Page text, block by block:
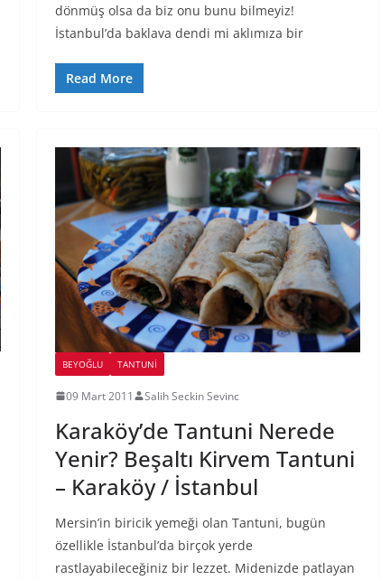
dönmüş olsa da biz onu bunu bilmeyiz!
İstanbul’da baklava dendi mi aklımıza bir
Read More
BEYOĞLU TANTUNI
09 Mart 2011 Salih Seckin Sevinc
Karaköy’de Tantuni Nerede
Yenir? Beşaltı Kirvem Tantuni
– Karaköy / İstanbul
Mersin’in biricik yemeği olan Tantuni, bugün
özellikle İstanbul’da birçok yerde
rastlayabileceğiniz bir lezzet. Midenizde patlayan